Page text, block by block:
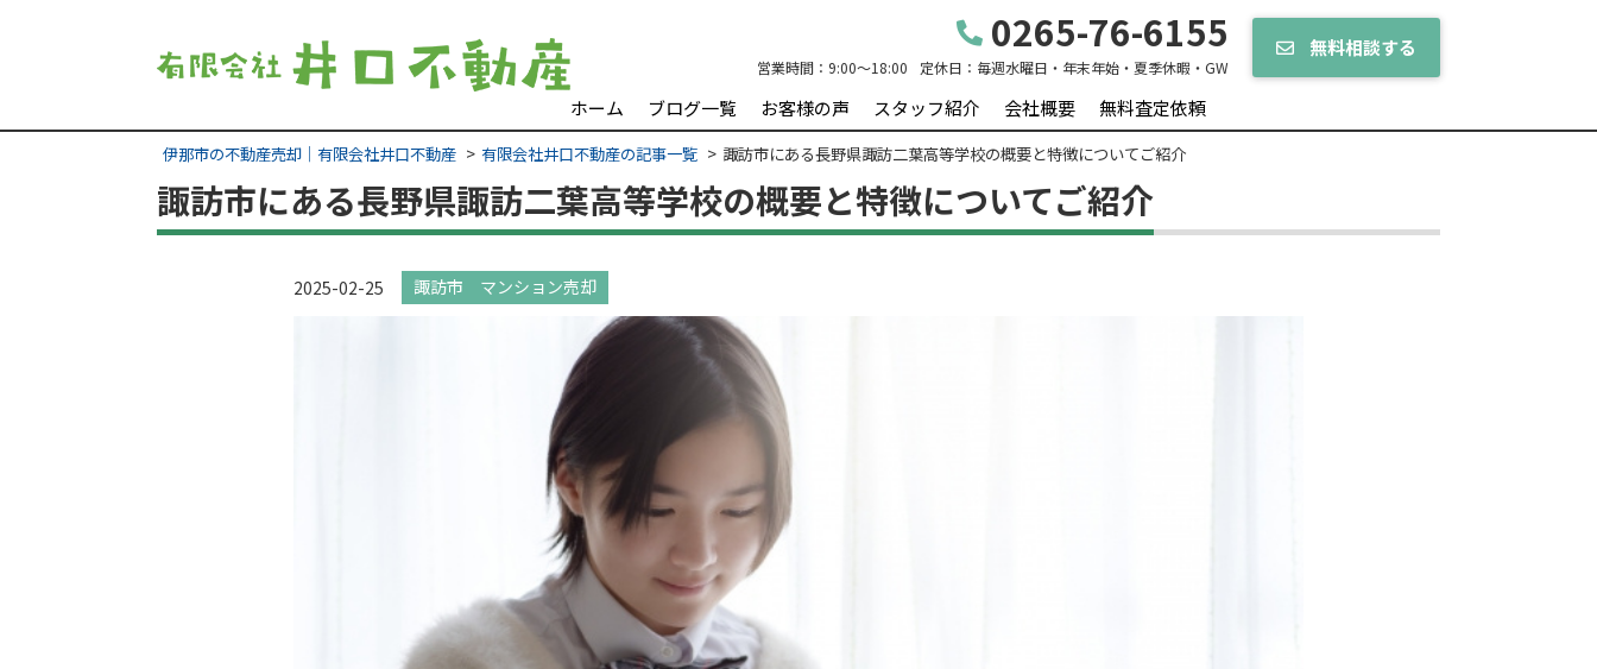
0265-76-6155
営業時間： 9:00～18:00 定休日： 毎週水曜日・年末年始・夏季休暇・GW
無料相談する
ホーム ブログ一覧 お客様の声 スタッフ紹介 会社概要 無料査定依頼
伊那市の不動産売却｜有限会社井口不動産 有限会社井口不動産の記事一覧 諏訪市にある長野県諏訪二葉高等学校の概要と特徴についてご紹介
諏訪市にある長野県諏訪二葉高等学校の概要と特徴についてご紹介
2025-02-25 諏訪市 マンション売却